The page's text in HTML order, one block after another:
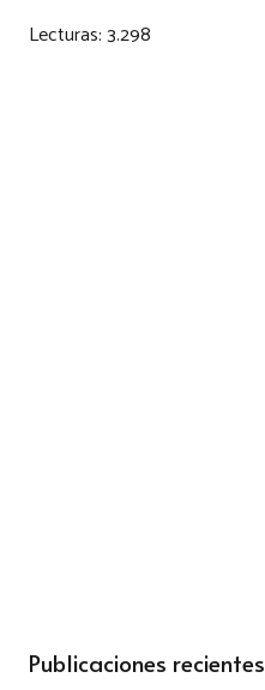
Lecturas:3.298
Publicaciones recientes